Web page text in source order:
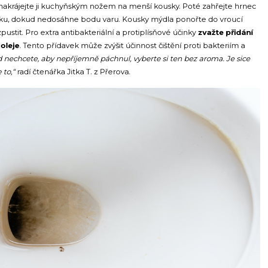
ji kuchyňským nožem na menší kousky. Poté zahřejte hrnec
dokud nedosáhne bodu varu. Kousky mýdla ponořte do vroucí
Pro extra antibakteriální a protiplísňové účinky zvažte přidání
. Tento přídavek může zvýšit účinnost čištění proti bakteriím a
nechcete, aby nepříjemně páchnul, vyberte si ten bez aroma. Je sice
to,“radí čtenářka Jitka T. z Přerova.